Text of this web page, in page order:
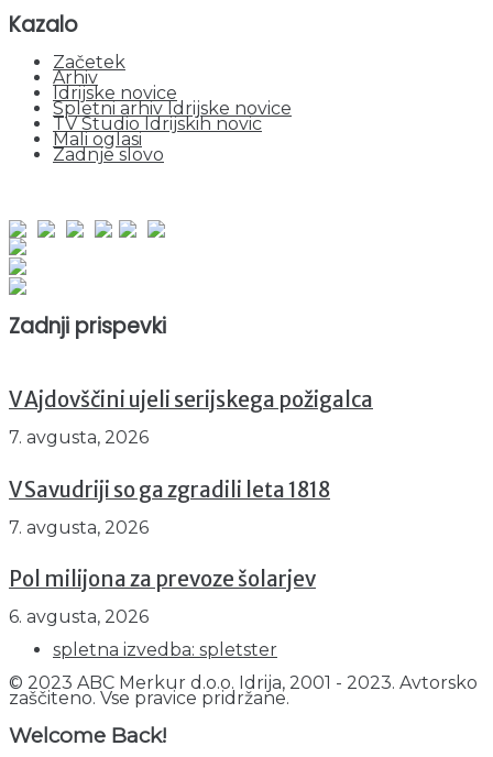
Kazalo
Začetek
Arhiv
Idrijske novice
Spletni arhiv Idrijske novice
TV Studio Idrijskih novic
Mali oglasi
Zadnje slovo
Zadnji prispevki
V Ajdovščini ujeli serijskega požigalca
7. avgusta, 2026
V Savudriji so ga zgradili leta 1818
7. avgusta, 2026
Pol milijona za prevoze šolarjev
6. avgusta, 2026
spletna izvedba: spletster
© 2023 ABC Merkur d.o.o. Idrija, 2001 - 2023. Avtorsko
zaščiteno. Vse pravice pridržane.
Welcome Back!